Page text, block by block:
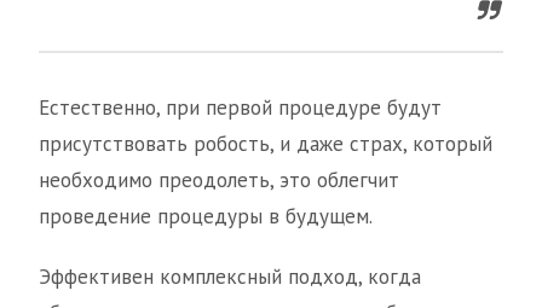
Естественно, при первой процедуре будут
присутствовать робость, и даже страх, который
необходимо преодолеть, это облегчит
проведение процедуры в будущем.
Эффективен комплексный подход, когда